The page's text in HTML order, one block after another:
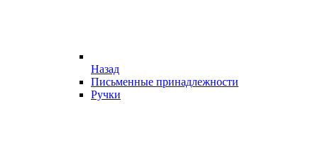
Назад
Письменные принадлежности
Ручки